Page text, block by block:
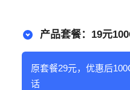
产品套餐：19元
原套餐29元，优惠后
话